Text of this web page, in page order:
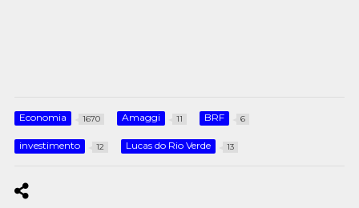
Economia 1670 Amaggi 11 BRF 6
investimento 12 Lucas do Rio Verde 13